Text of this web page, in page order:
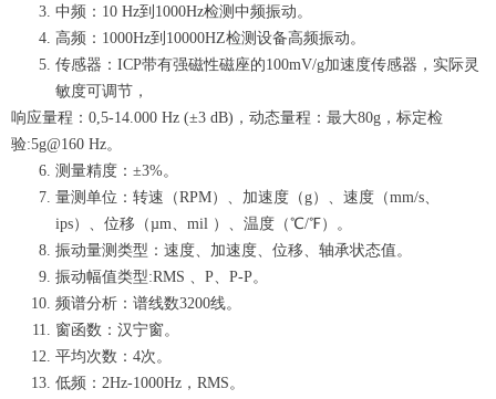
中频：10 Hz到1000Hz检测中频振动。
高频：1000Hz到10000HZ检测设备高频振动。
传感器：ICP带有强磁性磁座的100mV/g加速度传感器，实际灵
敏度可调节，
响应量程：0,5-14.000 Hz (±3 dB)，动态量程：最大80g，标定检
验:5g@160 Hz。
测量精度：±3%。
量测单位：转速（RPM）、加速度（g）、速度（mm/s、
ips）、位移（µm、mil ）、温度（℃/℉）。
振动量测类型：速度、加速度、位移、轴承状态值。
振动幅值类型:RMS 、P、P-P。
频谱分析：谱线数3200线。
窗函数：汉宁窗。
平均次数：4次。
低频：2Hz-1000Hz，RMS。